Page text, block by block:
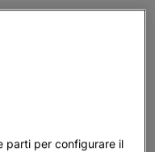
parti per configurare il